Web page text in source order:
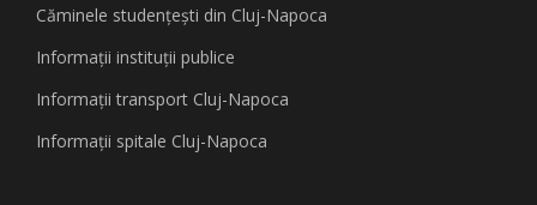
Căminele studenţeşti din Cluj-Napoca
Informaţii instituţii publice
Informaţii transport Cluj-Napoca
Informaţii spitale Cluj-Napoca